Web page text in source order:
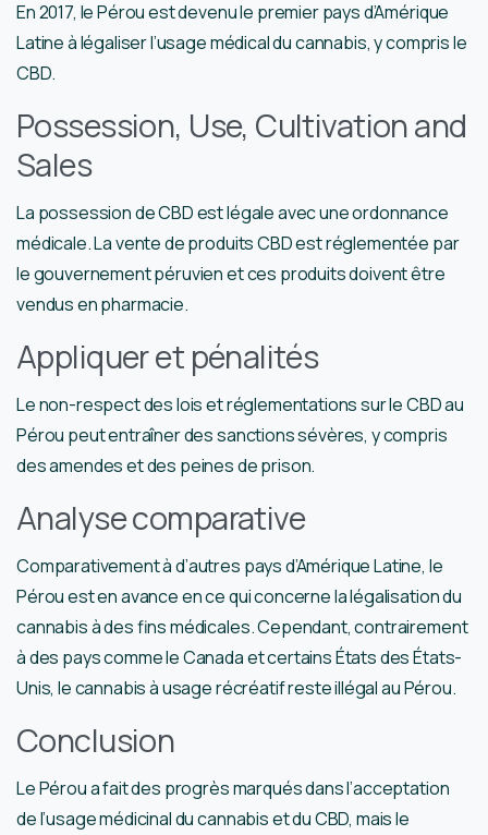
En 2017, le Pérou est devenu le premier pays d’Amérique
Latine à légaliser l’usage médical du cannabis, y compris le
CBD.
Possession, Use, Cultivation and
Sales
La possession de CBD est légale avec une ordonnance
médicale. La vente de produits CBD est réglementée par
le gouvernement péruvien et ces produits doivent être
vendus en pharmacie.
Appliquer et pénalités
Le non-respect des lois et réglementations sur le CBD au
Pérou peut entraîner des sanctions sévères, y compris
des amendes et des peines de prison.
Analyse comparative
Comparativement à d’autres pays d’Amérique Latine, le
Pérou est en avance en ce qui concerne la légalisation du
cannabis à des fins médicales. Cependant, contrairement
à des pays comme le Canada et certains États des États-
Unis, le cannabis à usage récréatif reste illégal au Pérou.
Conclusion
Le Pérou a fait des progrès marqués dans l’acceptation
de l’usage médicinal du cannabis et du CBD, mais le